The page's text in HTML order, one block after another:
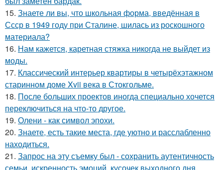
15. Знаете ли вы, что школьная форма, введённая в
Ссср в 1949 году при Сталине, шилась из роскошного
материала?
16. Нам кажется, каретная стяжка никогда не выйдет из
моды.
17. Классический интерьер квартиры в четырёхэтажном
старинном доме Xvii века в Стокгольме.
18. После больших проектов иногда специально хочется
переключиться на что-то другое.
19. Олени - как символ эпохи.
20. Знаете, есть такие места, где уютно и расслабленно
находиться.
21. Запрос на эту съемку был - сохранить аутентичность